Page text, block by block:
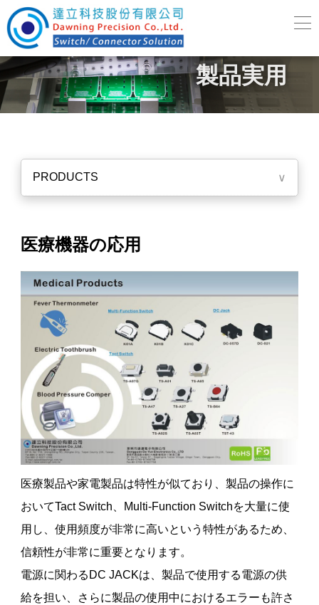
製品実用
PRODUCTS ∨
医療機器の応用
医療製品や家電製品は特性が似ており、製品の操作に
おいてTact Switch、Multi-Function Switchを大量に使
用し、使用頻度が非常に高いという特性があるため、
信頼性が非常に重要となります。
電源に関わるDC JACKは、製品で使用する電源の供
給を担い、さらに製品の使用中におけるエラーも許さ